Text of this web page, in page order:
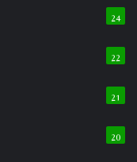
24
22
21
20